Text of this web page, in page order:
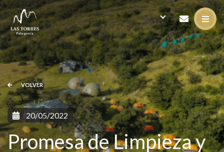
VOLVER
20/05/2022
Promesa de Limpieza y